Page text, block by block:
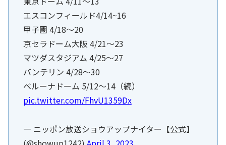
エスコンフィールド4/14~16
甲子園 4/18〜20
京セラドーム大阪 4/21〜23
マツダスタジアム 4/25〜27
バンテリン 4/28〜30
ベルーナドーム 5/12〜14（続）
pic.twitter.com/FhvU1359Dx
— ニッポン放送ショウアップナイター【公式】